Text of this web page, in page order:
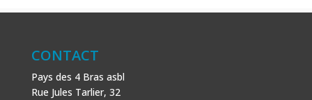
CONTACT
Pays des 4 Bras asbl
Rue Jules Tarlier, 32